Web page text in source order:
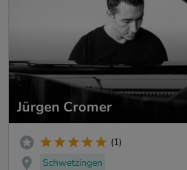
Jürgen Cromer
(1)
Schwetzingen